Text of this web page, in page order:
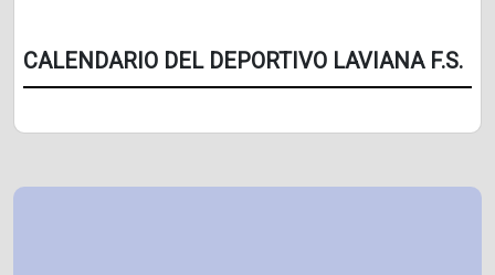
CALENDARIO DEL DEPORTIVO LAVIANA F.S.